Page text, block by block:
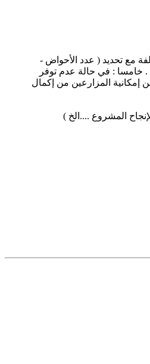
مع تحديد ( عدد الأحواض -
. خامسا : في حالة عدم توفر
إمكانية المزارعين من إكمال